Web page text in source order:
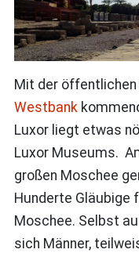
Mit der öffentlichen
Westbank
Luxor liegt etwas
Luxor Museums.
großen Moschee
Hunderte Gläubige
Moschee. Selbst
sich Männer,